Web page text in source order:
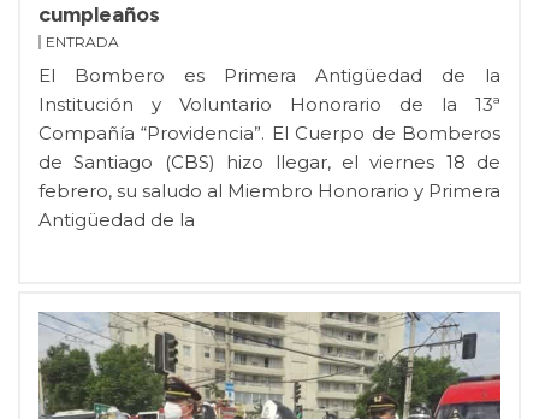
cumpleaños
ENTRADA
El Bombero es Primera Antigüedad de la
Institución y Voluntario Honorario de la 13ª
Compañía “Providencia”. El Cuerpo de Bomberos
de Santiago (CBS) hizo llegar, el viernes 18 de
febrero, su saludo al Miembro Honorario y Primera
Antigüedad de la